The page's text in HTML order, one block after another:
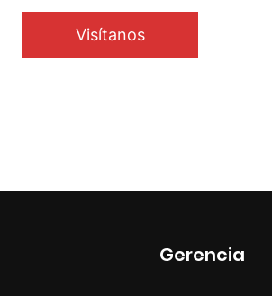
Visítanos
Gerencia